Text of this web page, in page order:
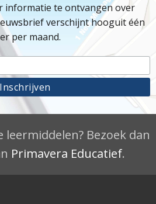
informatie te ontvangen over
verschijnt hooguit één
per maand.
leermiddelen? Bezoek dan
Primavera Educatief.